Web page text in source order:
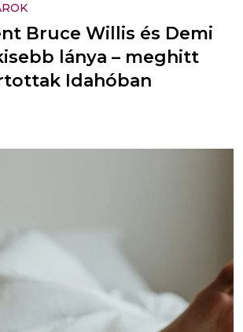
Bruce Willis és Demi
lánya – meghitt
Idahóban